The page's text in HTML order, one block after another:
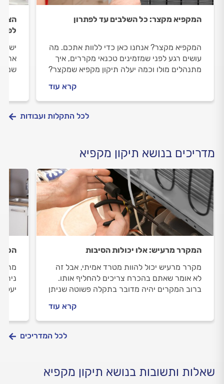
המקפיא מקצר: כל השלבים עד לפתרון
המקפיא מקצר? אנחנו כאן כדי ללוות אתכם. מה
עושים רגע לפני שמזמינים טכנאי מקררים, איך
מתנהלים מולו וכמה יעלה תיקון מקפיא שמקצר?
קרא עוד
יש
אתם
לכל התקלות ועבודות
מדריכים בנושא תיקון מקפיא
המקרר מרעיש: אלו יכולות הסיבות
מקרר מרעיש יכול להוות מטרד אמיתי, אבל זה
לא אומר שאתם בהכרח צריכים להחליף אותו.
ברוב המקרים יהיה מדובר בתקלה פשוטה שניתן
האפשריים שהמקרר מרעיש בגללם ואיך
מטפלים בבעיה?
קרא עוד
הכל
מתי
לכל המדריכים
שאלות ותשובות בנושא תיקון מקפיא